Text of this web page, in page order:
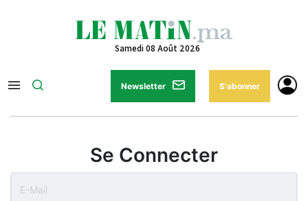
Samedi 08 Août 2026
Newsletter S'abonner
Se Connecter